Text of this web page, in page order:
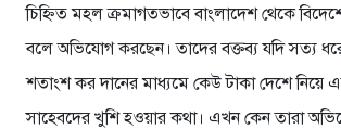
চিহ্নিত মহল ক্রমাগতভাবে বাংলাদেশ থেকে
বলে অভিযোগ করছেন। তাদের বক্তব্য যদি সত্য
শতাংশ কর দানের মাধ্যমে কেউ টাকা দেশে নিয়ে
সাহেবদের খুশি হওয়ার কথা। এখন কেন তারা